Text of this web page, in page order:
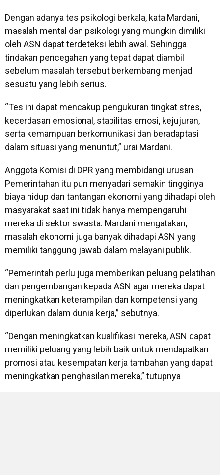
Dengan adanya tes psikologi berkala, kata Mardani,
masalah mental dan psikologi yang mungkin dimiliki
oleh ASN dapat terdeteksi lebih awal. Sehingga
tindakan pencegahan yang tepat dapat diambil
sebelum masalah tersebut berkembang menjadi
sesuatu yang lebih serius.
“Tes ini dapat mencakup pengukuran tingkat stres,
kecerdasan emosional, stabilitas emosi, kejujuran,
serta kemampuan berkomunikasi dan beradaptasi
dalam situasi yang menuntut,” urai Mardani.
Anggota Komisi di DPR yang membidangi urusan
Pemerintahan itu pun menyadari semakin tingginya
biaya hidup dan tantangan ekonomi yang dihadapi oleh
masyarakat saat ini tidak hanya mempengaruhi
mereka di sektor swasta. Mardani mengatakan,
masalah ekonomi juga banyak dihadapi ASN yang
memiliki tanggung jawab dalam melayani publik.
“Pemerintah perlu juga memberikan peluang pelatihan
dan pengembangan kepada ASN agar mereka dapat
meningkatkan keterampilan dan kompetensi yang
diperlukan dalam dunia kerja,” sebutnya.
“Dengan meningkatkan kualifikasi mereka, ASN dapat
memiliki peluang yang lebih baik untuk mendapatkan
promosi atau kesempatan kerja tambahan yang dapat
meningkatkan penghasilan mereka,” tutupnya